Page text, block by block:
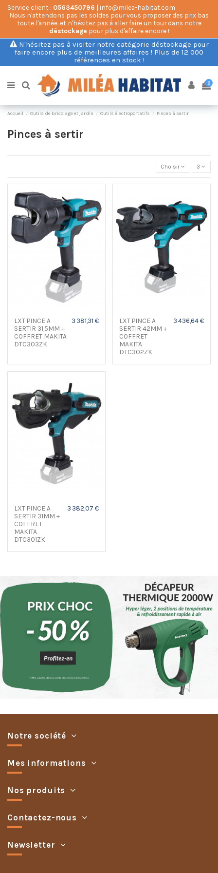
Service client : 0563450796 | info@milea-habitat.com
Nous n'attendons pas les soldes pour vous proposer des prix bas
toute l'année, et n'hésitez pas à aller faire un tour dans notre
déstockage pour plus d'affaire encore !
N'hésitez pas à visiter notre catégorie déstockage pour
faire encore plus de meilleures affaires ! Plus de 12 000
références en stock !
0
Accueil Outils de bricolage et jardin Outils électroportatifs Pinces à sertir
Pinces à sertir
Choisir 3
LXT PINCE A
SERTIR 31,5MM +
COFFRET MAKITA
DTC303ZK
3 381,31 €
LXT PINCE A
SERTIR 42MM +
COFFRET
MAKITA
DTC302ZK
3 436,64 €
LXT PINCE A
SERTIR 31MM +
COFFRET
MAKITA
DTC301ZK
3 382,07 €
Notre société
Mes informations
Nos produits
Contactez-nous
Newsletter